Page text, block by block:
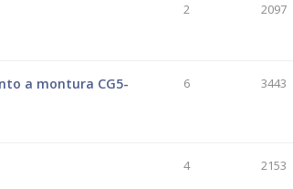
2 2097
a montura CG5-
6 3443
4 2153